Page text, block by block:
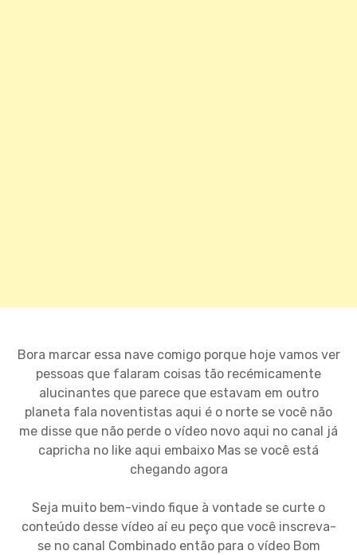
Bora marcar essa nave comigo porque hoje vamos ver
pessoas que falaram coisas tão recémicamente
alucinantes que parece que estavam em outro
planeta fala noventistas aqui é o norte se você não
me disse que não perde o vídeo novo aqui no canal já
capricha no like aqui embaixo Mas se você está
chegando agora
Seja muito bem-vindo fique à vontade se curte o
conteúdo desse vídeo aí eu peço que você inscreva-
se no canal Combinado então para o vídeo Bom